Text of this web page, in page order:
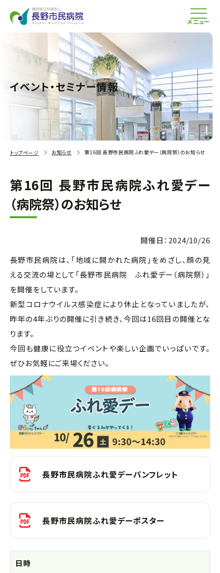
メニュー
イベント・セミナー情報
トップページ お知らせ 第16回 長野市民病院ふれ愛デー（病院祭）のお知らせ
第16回 長野市民病院ふれ愛デー
（病院祭）のお知らせ
開催日：2024/10/26
長野市民病院は、「地域に開かれた病院」をめざし、顔の見
える交流の場として「長野市民病院 ふれ愛デー（病院祭）」
を開催をしています。
新型コロナウイルス感染症により休止となっていましたが、
昨年の4年ぶりの開催に引き続き、今回は16回目の開催とな
ります。
今回も健康に役立つイベントや楽しい企画でいっぱいです。
ぜひお気軽にご来場ください。
長野市民病院ふれ愛デーパンフレット
長野市民病院ふれ愛デーポスター
日時